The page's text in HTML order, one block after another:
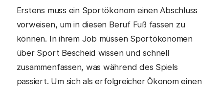
Erstens muss ein Sportökonom einen Abschluss
vorweisen, um in diesen Beruf Fuß fassen zu
können. In ihrem Job müssen Sportökonomen
über Sport Bescheid wissen und schnell
zusammenfassen, was während des Spiels
passiert. Um sich als erfolgreicher Ökonom einen